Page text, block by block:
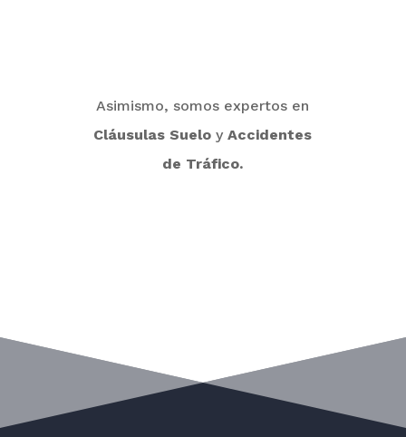
Asimismo, somos expertos en
Cláusulas Suelo yAccidentes
de Tráfico.